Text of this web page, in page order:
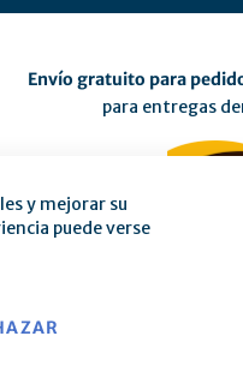
Envío gratuito para
para entregas
| Términos y condiciones
y mejorar su
puede verse